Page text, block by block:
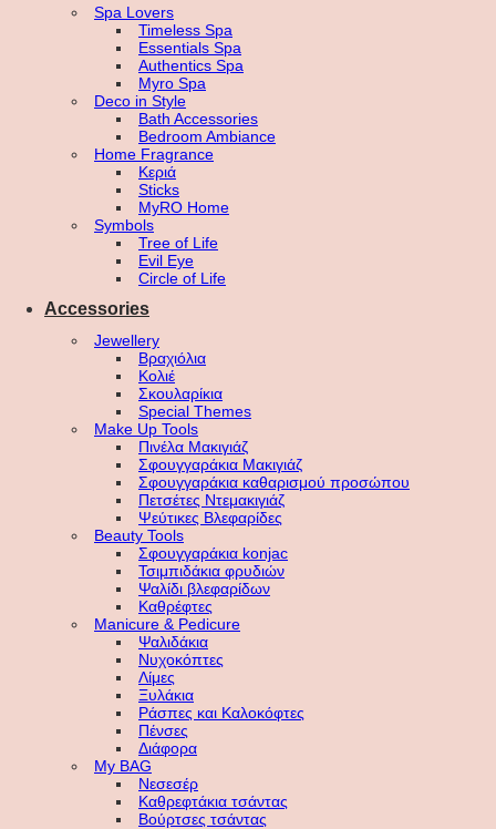
Spa Lovers
Timeless Spa
Essentials Spa
Authentics Spa
Myro Spa
Deco in Style
Bath Accessories
Bedroom Ambiance
Home Fragrance
Κεριά
Sticks
MyRO Home
Symbols
Tree of Life
Evil Eye
Circle of Life
Accessories
Jewellery
Βραχιόλια
Κολιέ
Σκουλαρίκια
Special Themes
Make Up Tools
Πινέλα Μακιγιάζ
Σφουγγαράκια Μακιγιάζ
Σφουγγαράκια καθαρισμού προσώπου
Πετσέτες Ντεμακιγιάζ
Ψεύτικες Βλεφαρίδες
Beauty Tools
Σφουγγαράκια konjac
Τσιμπιδάκια φρυδιών
Ψαλίδι βλεφαρίδων
Καθρέφτες
Manicure & Pedicure
Ψαλιδάκια
Νυχοκόπτες
Λίμες
Ξυλάκια
Ράσπες και Καλοκόφτες
Πένσες
Διάφορα
My BAG
Νεσεσέρ
Καθρεφτάκια τσάντας
Βούρτσες τσάντας